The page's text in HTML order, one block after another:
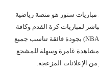
ستور هو منصة رياضية
لمباريات كرة القدم وكافة
الأحداث الرياضية الكبرى (NBA، NASCAR، NFL) بجودة فائقة تناسب جميع
غامرة وسهلة للمشجع
الإعلانات المزعجة.